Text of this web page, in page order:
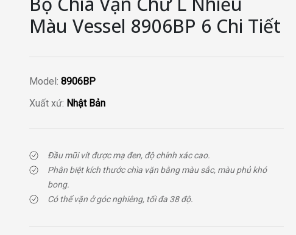
Màu Vessel 8906BP 6 Chi Tiết
Model: 8906BP
Xuất xứ: Nhật Bản
Đầu mũi vít được mạ đen, độ chính xác cao.
Phân biệt kích thước chìa vặn bằng màu sắc, màu phủ khó
bong.
Có thể vặn ở góc nghiêng, tối đa 38 độ.